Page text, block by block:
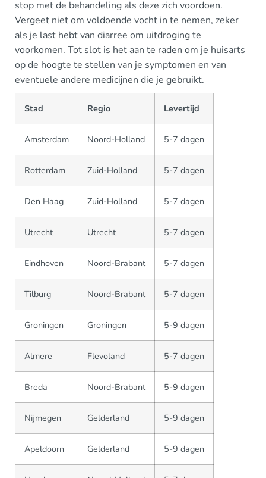
stop met de behandeling als deze zich voordoen.
Vergeet niet om voldoende vocht in te nemen, zeker
als je last hebt van diarree om uitdroging te
voorkomen. Tot slot is het aan te raden om je huisarts
op de hoogte te stellen van je symptomen en van
eventuele andere medicijnen die je gebruikt.
Stad Regio Levertijd
Amsterdam Noord-Holland 5-7 dagen
Rotterdam Zuid-Holland 5-7 dagen
Den Haag Zuid-Holland 5-7 dagen
Utrecht Utrecht 5-7 dagen
Eindhoven Noord-Brabant 5-7 dagen
Tilburg Noord-Brabant 5-7 dagen
Groningen Groningen 5-9 dagen
Almere Flevoland 5-7 dagen
Breda Noord-Brabant 5-9 dagen
Nijmegen Gelderland 5-9 dagen
Apeldoorn Gelderland 5-9 dagen